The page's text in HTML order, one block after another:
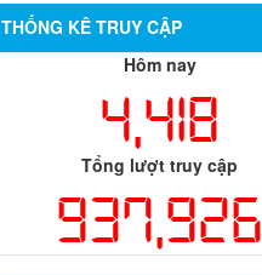
THỐNG KÊ TRUY CẬP
Hôm nay
4,418
Tổng lượt truy cập
937,926